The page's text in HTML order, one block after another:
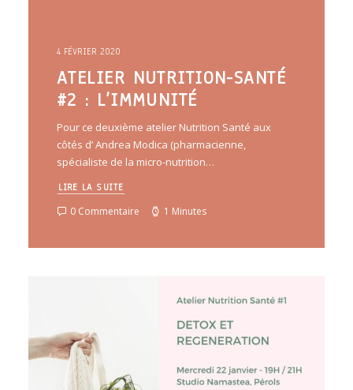
4 FÉVRIER 2020
ATELIER NUTRITION-SANTÉ
#2 : L’IMMUNITÉ
Pour ce deuxième atelier Nutrition Santé aux
côtés d’ Andrea Modica (pharmacienne,
spécialiste de la micro-nutrition…
LIRE LA SUITE
0 Commentaire 1 Minutes